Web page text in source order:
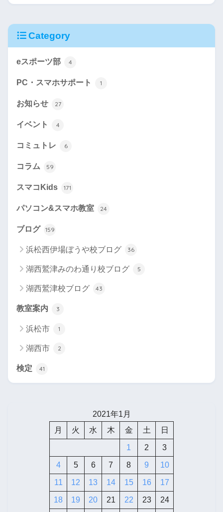
Category
eスポーツ部 4
PC・スマホサポート 1
お知らせ 27
イベント 4
コミュトレ 6
コラム 59
スマコKids 171
パソコン&スマホ教室 24
ブログ 159
浜松西伊場ぼうや校ブログ 36
湖西鷲津みのわ通り校ブログ 5
湖西鷲津校ブログ 43
教室案内 3
浜松市 1
湖西市 2
検定 41
2021年1月
月
火 水 木 金 土 日
1 2 3
4 5 6 7 8 9 10
11 12 13 14 15 16 17
18 19 20 21 22 23 24